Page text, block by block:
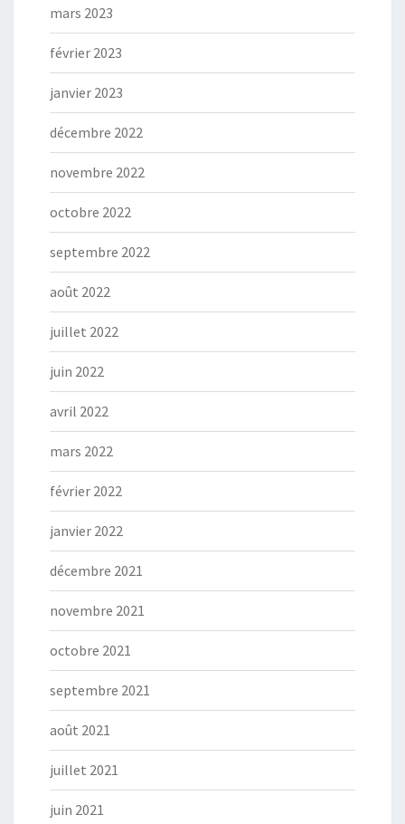
mars 2023
février 2023
janvier 2023
décembre 2022
novembre 2022
octobre 2022
septembre 2022
août 2022
juillet 2022
juin 2022
avril 2022
mars 2022
février 2022
janvier 2022
décembre 2021
novembre 2021
octobre 2021
septembre 2021
août 2021
juillet 2021
juin 2021